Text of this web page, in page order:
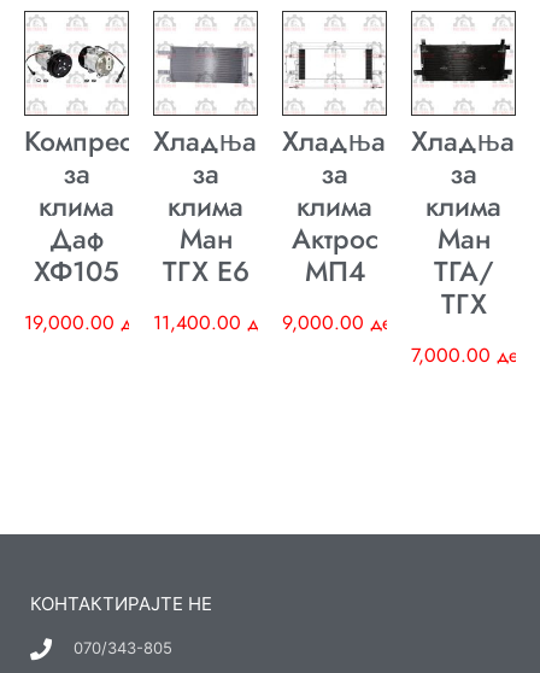
Компресор
за
клима
Даф
ХФ105
19,000.00 ден
Хладњак
за
клима
Ман
ТГХ E6
11,400.00 ден
Хладњак
за
клима
Актрос
МП4
9,000.00 ден
Хладњак
за
клима
Ман
ТГА/
ТГХ
7,000.00 ден
КОНТАКТИРАЈТЕ НЕ
070/343-805